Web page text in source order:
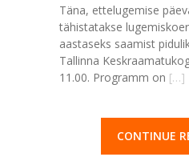
Täna, ettelugemise
tähistatakse
aastaseks saamist
Tallinna
11.00. Programm on […]
CONTINUE